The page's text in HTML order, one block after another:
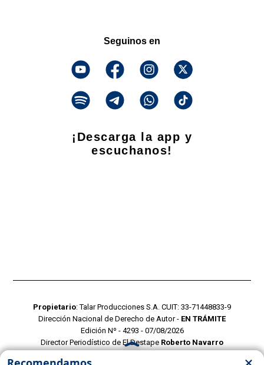
Seguinos en
¡Descarga la app y
escuchanos!
Propietario: Talar Producciones S.A. CUIT: 33-71448833-9
Dirección Nacional de Derecho de Autor - EN TRÁMITE
Edición Nº - 4293 - 07/08/2026
Director Periodístico de El Destape Roberto Navarro